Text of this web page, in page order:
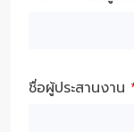
ชื่อผู้ประสานงาน